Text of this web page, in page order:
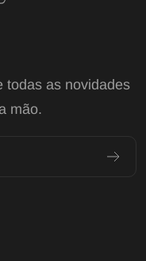
todas as novidades
mão.